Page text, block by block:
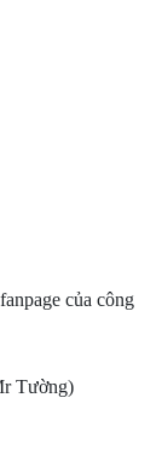
của công
Tường)